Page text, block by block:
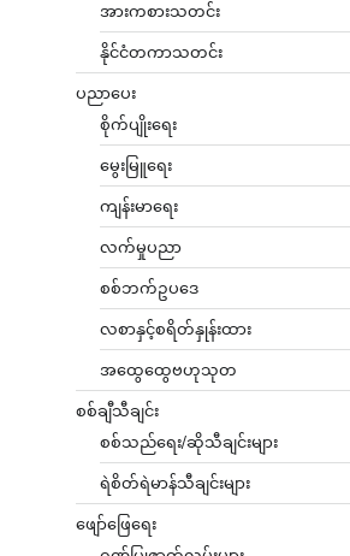
အားကစားသတင်း
နိုင်ငံတကာသတင်း
ပညာပေး
စိုက်ပျိုးရေး
မွေးမြူရေး
ကျန်းမာရေး
လက်မှုပညာ
စစ်ဘက်ဥပဒေ
လစာနှင့်စရိတ်နှုန်းထား
အထွေထွေဗဟုသုတ
စစ်ချီသီချင်း
စစ်သည်ရေး/ဆိုသီချင်းများ
ရဲစိတ်ရဲမာန်သီချင်းများ
ဖျော်ဖြေရေး